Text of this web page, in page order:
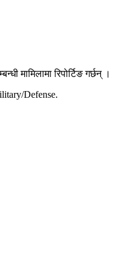
मामिलामा रिपोर्टिङ गर्छन् ।
Defense.